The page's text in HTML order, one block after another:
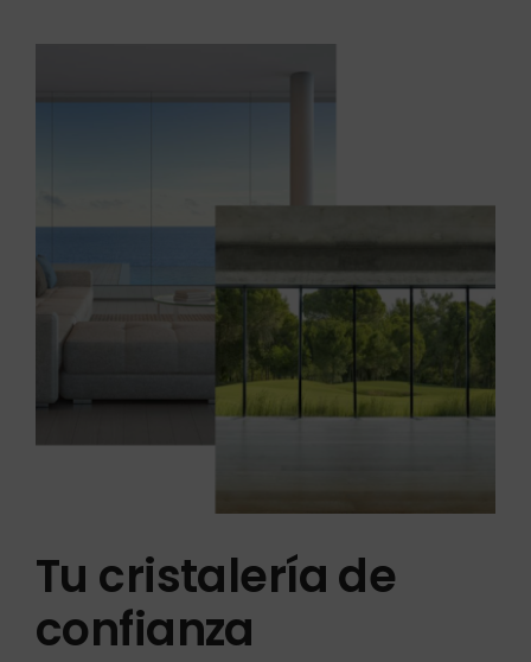
Tu cristalería de
confianza